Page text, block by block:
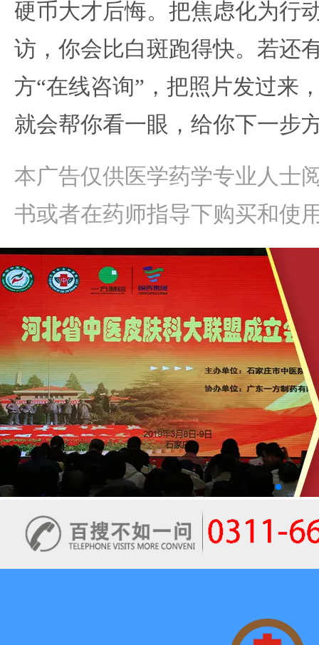
硬币大才后悔。把焦虑化为行
访，你会比白斑跑得快。若还
方“在线咨询”，把照片发过来
就会帮你看一眼，给你下一步
本广告仅供医学药学专业人士
书或者在药师指导下购买和使